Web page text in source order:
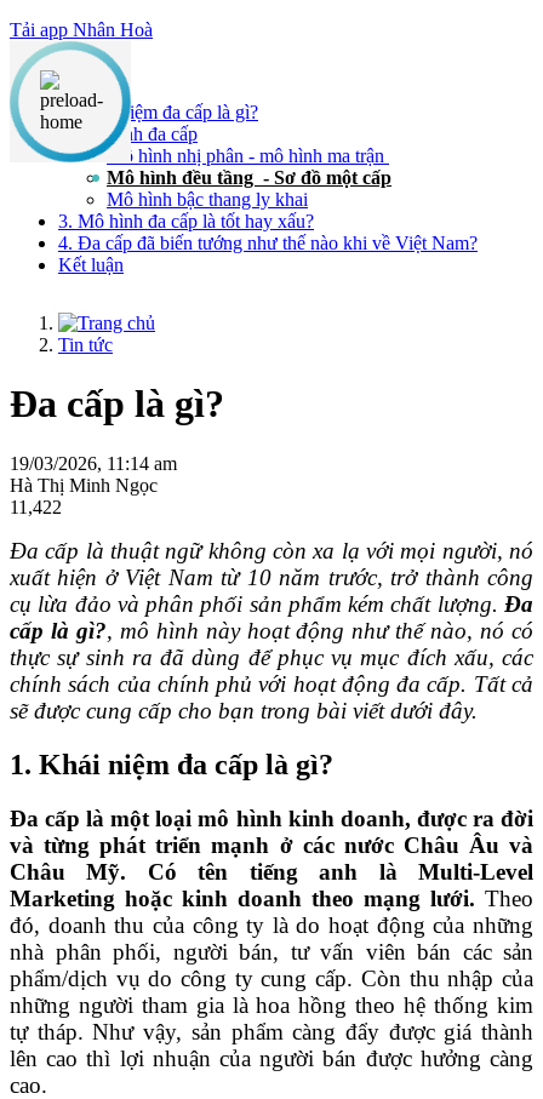
Tải app Nhân Hoà
Nội dung chính
1. Khái niệm đa cấp là gì?
2. Mô hình đa cấp
Mô hình nhị phân - mô hình ma trận
Mô hình đều tầng - Sơ đồ một cấp
Mô hình bậc thang ly khai
3. Mô hình đa cấp là tốt hay xấu?
4. Đa cấp đã biến tướng như thế nào khi về Việt Nam?
Kết luận
Tin tức
Đa cấp là gì?
19/03/2026, 11:14 am
Hà Thị Minh Ngọc
11,422
Đa cấp là thuật ngữ không còn xa lạ với mọi người, nó
xuất hiện ở Việt Nam từ 10 năm trước, trở thành công
cụ lừa đảo và phân phối sản phẩm kém chất lượng. Đa
cấp là gì?, mô hình này hoạt động như thế nào, nó có
thực sự sinh ra đã dùng để phục vụ mục đích xấu, các
chính sách của chính phủ với hoạt động đa cấp. Tất cả
sẽ được cung cấp cho bạn trong bài viết dưới đây.
1. Khái niệm đa cấp là gì?
Đa cấp là một loại mô hình kinh doanh, được ra đời
và từng phát triển mạnh ở các nước Châu Âu và
Châu Mỹ. Có tên tiếng anh là Multi-Level
Marketing hoặc kinh doanh theo mạng lưới. Theo
đó, doanh thu của công ty là do hoạt động của những
nhà phân phối, người bán, tư vấn viên bán các sản
phẩm/dịch vụ do công ty cung cấp. Còn thu nhập của
những người tham gia là hoa hồng theo hệ thống kim
tự tháp. Như vậy, sản phẩm càng đẩy được giá thành
lên cao thì lợi nhuận của người bán được hưởng càng
cao.